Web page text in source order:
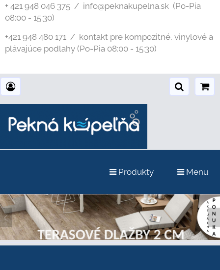
+ 421 948 046 375 / info@peknakupelna.sk (Po-Pia
08:00 - 15:30)
+421 948 480 171 / kontakt pre kompozitné, vinylové a
plávajúce podlahy (Po-Pia 08:00 - 15:30)
Produkty Menu